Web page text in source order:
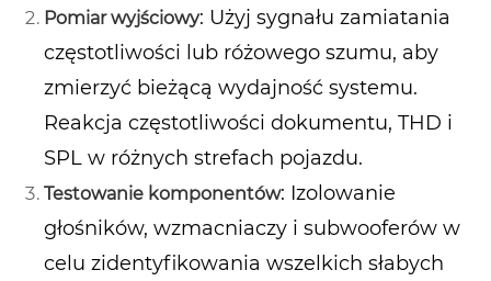
Pomiar wyjściowy: Użyj sygnału zamiatania
częstotliwości lub różowego szumu, aby
zmierzyć bieżącą wydajność systemu.
Reakcja częstotliwości dokumentu, THD i
SPL w różnych strefach pojazdu.
Testowanie komponentów: Izolowanie
głośników, wzmacniaczy i subwooferów w
celu zidentyfikowania wszelkich słabych